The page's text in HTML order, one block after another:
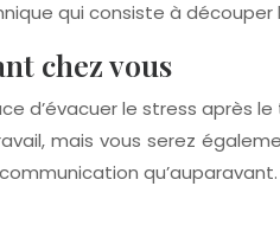
qui consiste à
chez vous
d’évacuer le stress après
mais vous serez
qu’auparavant.